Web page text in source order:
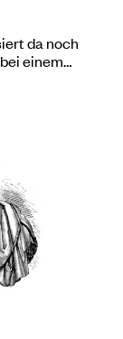
da noch
einem…